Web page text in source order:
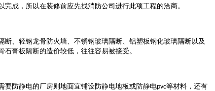
完成，所以在装修前应先找消防公司进行此项工程的洽商。
、轻钢龙骨防火墙、不锈钢玻璃隔断、铝塑板钢化玻璃隔断以及
膏板隔断的造价较低，往往容易被接受。
要防静电的厂房则地面宜铺设防静电地板或防静电pvc等材料，还有